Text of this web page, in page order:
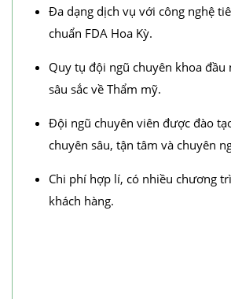
Đa dạng dịch vụ với công nghệ
chuẩn FDA Hoa Kỳ.
Quy tụ đội ngũ chuyên khoa đầu
sâu sắc về Thẩm mỹ.
Đội ngũ chuyên viên được đào
chuyên sâu, tận tâm và chuyên
Chi phí hợp lí, có nhiều chương
khách hàng.